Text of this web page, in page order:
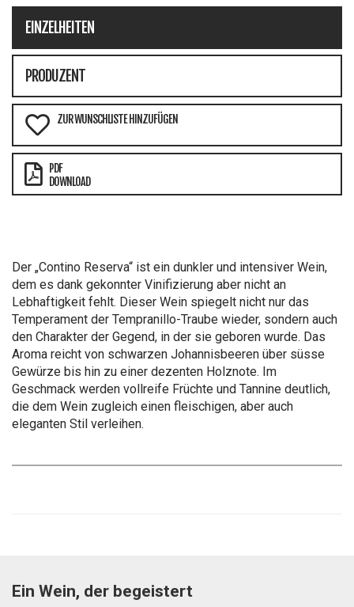
EINZELHEITEN
PRODUZENT
ZUR WUNSCHLISTE HINZUFÜGEN
PDF
DOWNLOAD
Der „Contino Reserva“ ist ein dunkler und intensiver Wein,
dem es dank gekonnter Vinifizierung aber nicht an
Lebhaftigkeit fehlt. Dieser Wein spiegelt nicht nur das
Temperament der Tempranillo-Traube wieder, sondern auch
den Charakter der Gegend, in der sie geboren wurde. Das
Aroma reicht von schwarzen Johannisbeeren über süsse
Gewürze bis hin zu einer dezenten Holznote. Im
Geschmack werden vollreife Früchte und Tannine deutlich,
die dem Wein zugleich einen fleischigen, aber auch
eleganten Stil verleihen.
Ein Wein, der begeistert